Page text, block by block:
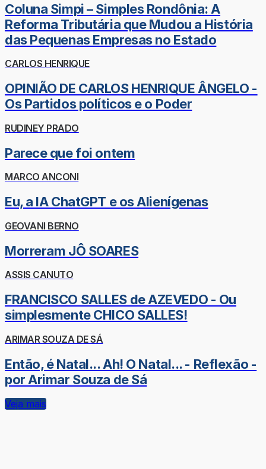
Coluna Simpi – Simples Rondônia: A
Reforma Tributária que Mudou a História
das Pequenas Empresas no Estado
CARLOS HENRIQUE
OPINIÃO DE CARLOS HENRIQUE ÂNGELO -
Os Partidos políticos e o Poder
RUDINEY PRADO
Parece que foi ontem
MARCO ANCONI
Eu, a IA ChatGPT e os Alienígenas
GEOVANI BERNO
Morreram JÔ SOARES
ASSIS CANUTO
FRANCISCO SALLES de AZEVEDO - Ou
simplesmente CHICO SALLES!
ARIMAR SOUZA DE SÁ
Então, é Natal... Ah! O Natal... - Reflexão -
por Arimar Souza de Sá
Veja mais